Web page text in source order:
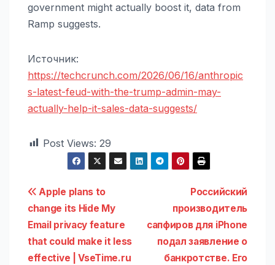
government might actually boost it, data from
Ramp suggests.
Источник:
https://techcrunch.com/2026/06/16/anthropic
s-latest-feud-with-the-trump-admin-may-
actually-help-it-sales-data-suggests/
Post Views: 29
Навигация
по
записям
Российский
производитель
сапфиров для iPhone
подал заявление о
банкротстве. Его
Apple plans to
change its Hide My
Email privacy feature
that could make it less
effective | VseTime.ru